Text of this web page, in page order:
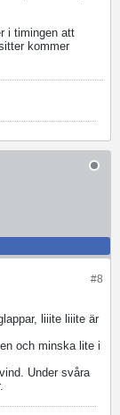
i timingen att
kommer
#8
liiite liiite är
och minska lite i
Under svåra